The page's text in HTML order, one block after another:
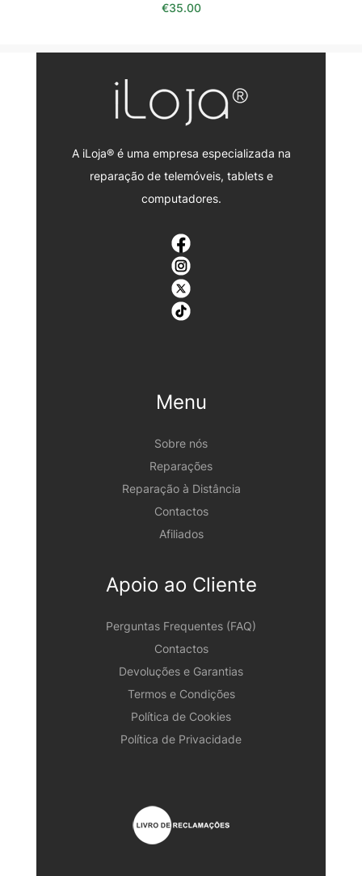
€35.00
A iLoja® é uma empresa especializada na
reparação de telemóveis, tablets e
computadores.
Menu
Sobre nós
Reparações
Reparação à Distância
Contactos
Afiliados
Apoio ao Cliente
Perguntas Frequentes (FAQ)
Contactos
Devoluções e Garantias
Termos e Condições
Política de Cookies
Política de Privacidade